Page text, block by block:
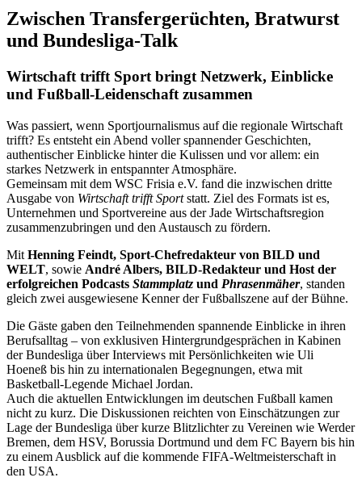
Zwischen Transfergerüchten, Bratwurst
und Bundesliga-Talk
Wirtschaft trifft Sport bringt Netzwerk, Einblicke
und Fußball-Leidenschaft zusammen
Was passiert, wenn Sportjournalismus auf die regionale Wirtschaft
trifft? Es entsteht ein Abend voller spannender Geschichten,
authentischer Einblicke hinter die Kulissen und vor allem: ein
starkes Netzwerk in entspannter Atmosphäre.
Gemeinsam mit dem WSC Frisia e.V. fand die inzwischen dritte
Ausgabe von Wirtschaft trifft Sportstatt. Ziel des Formats ist es,
Unternehmen und Sportvereine aus der Jade Wirtschaftsregion
zusammenzubringen und den Austausch zu fördern.
Mit Henning Feindt, Sport-Chefredakteur von BILD und
WELT, sowie André Albers, BILD-Redakteur und Host der
erfolgreichen Podcasts Stammplatz und Phrasenmäher, standen
gleich zwei ausgewiesene Kenner der Fußballszene auf der Bühne.
Die Gäste gaben den Teilnehmenden spannende Einblicke in ihren
Berufsalltag – von exklusiven Hintergrundgesprächen in Kabinen
der Bundesliga über Interviews mit Persönlichkeiten wie Uli
Hoeneß bis hin zu internationalen Begegnungen, etwa mit
Basketball-Legende Michael Jordan.
Auch die aktuellen Entwicklungen im deutschen Fußball kamen
nicht zu kurz. Die Diskussionen reichten von Einschätzungen zur
Lage der Bundesliga über kurze Blitzlichter zu Vereinen wie Werder
Bremen, dem HSV, Borussia Dortmund und dem FC Bayern bis hin
zu einem Ausblick auf die kommende FIFA-Weltmeisterschaft in
den USA.